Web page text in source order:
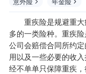
意外险 年金险
重疾险是规避重大
多的一类险种。重疾
公司会赔偿合同所约定
用以及一些必要的收
经不单单只保障重疾